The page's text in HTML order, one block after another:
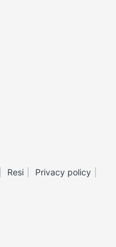
Resi
Privacy policy